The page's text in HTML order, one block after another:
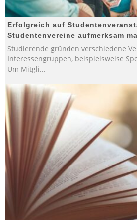
Erfolgreich auf
Studentenvereine aufmerksam
Studierende gründen verschiedene
Interessengruppen, beispielsweise
Um Mitgli...